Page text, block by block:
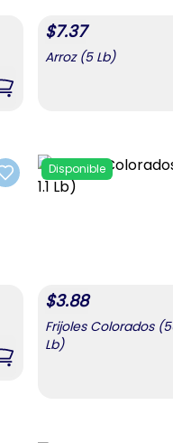
,Arroz (1 Kg / 2.2 Lb)
$7.37
Arroz (5 Lb)
Add to favorites
,Frijoles Negros (10 Lb)
Disponible
$3.88
Frijoles Colorados
Lb)